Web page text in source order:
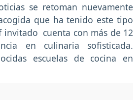
se retoman nuevamente
que ha tenido este tipo
invitado cuenta con más de 12
en culinaria sofisticada.
escuelas de cocina en